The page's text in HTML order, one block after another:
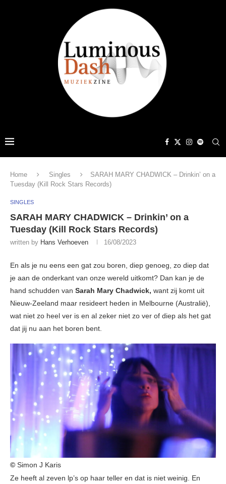
Home Singles
SARAH MARY CHADWICK – Drinkin’ on a
Tuesday (Kill Rock Stars Records)
SINGLES
SARAH MARY CHADWICK – Drinkin’ on a
Tuesday (Kill Rock Stars Records)
written by Hans Verhoeven 16/08/2023
En als je nu eens een gat zou boren, diep genoeg, zo diep dat
je aan de onderkant van onze wereld uitkomt? Dan kan je de
hand schudden van Sarah Mary Chadwick, want zij komt uit
Nieuw-Zeeland maar resideert heden in Melbourne (Australië),
wat niet zo heel ver is en al zeker niet zo ver of diep als het gat
dat jij nu aan het boren bent.
© Simon J Karis
Ze heeft al zeven lp’s op haar teller en dat is niet weinig. En